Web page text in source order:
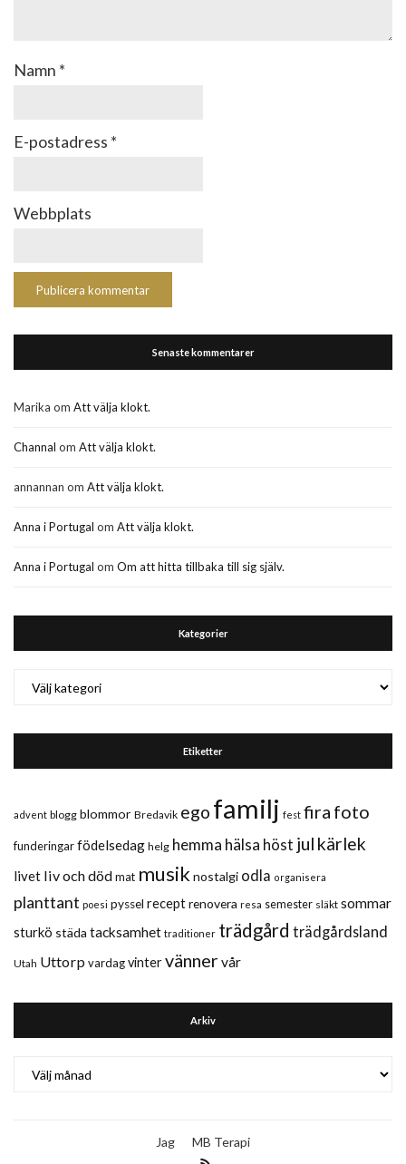
Namn *
E-postadress *
Webbplats
Senaste kommentarer
Marika om Att välja klokt.
Channal om Att välja klokt.
annannan om Att välja klokt.
Anna i Portugal om Att välja klokt.
Anna i Portugal om Om att hitta tillbaka till sig själv.
Kategorier
Etiketter
advent blogg blommor Bredavik ego familj fest fira foto
funderingarfödelsedag helg hemma hälsa höst jul kärlek
livet liv och dödmat musik nostalgi odla organisera
planttant poesi pyssel receptrenovera resa semester släkt sommar
sturkö städa tacksamhet traditioner trädgård trädgårdsland
Utah Uttorp vardagvintervänner vår
Arkiv
Jag MB Terapi